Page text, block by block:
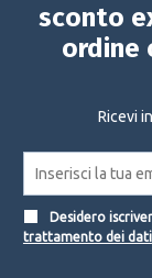
sconto
ordine
Ricevi
Desidero
trattamento dei dati